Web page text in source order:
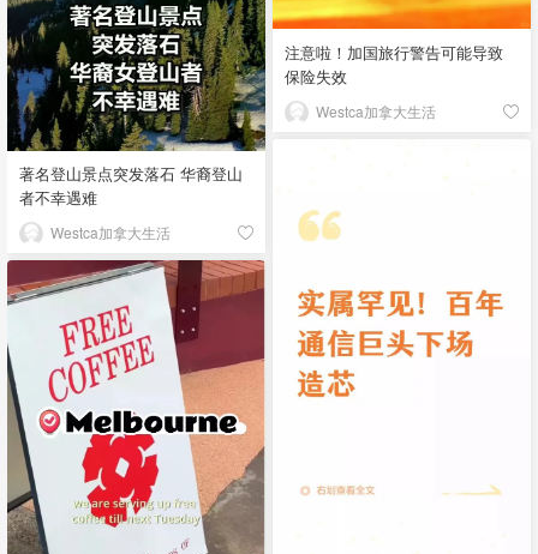
注意啦！加国旅行警告可能导致
保险失效
Westca加拿大生活
著名登山景点突发落石 华裔登山
者不幸遇难
Westca加拿大生活